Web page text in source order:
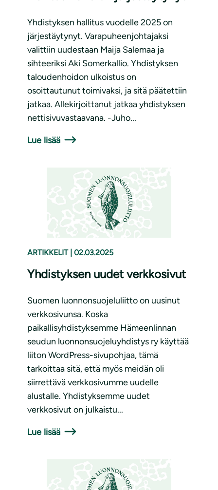
Yhdistyksen hallitus vuodelle 2025 on
järjestäytynyt. Varapuheenjohtajaksi
valittiin uudestaan Maija Salemaa ja
sihteeriksi Aki Somerkallio. Yhdistyksen
taloudenhoidon ulkoistus on
osoittautunut toimivaksi, ja sitä päätettiin
jatkaa. Allekirjoittanut jatkaa yhdistyksen
nettisivuvastaavana. -Juho...
Lue lisää
ARTIKKELIT 02.03.2025
Yhdistyksen uudet verkkosivut
Suomen luonnonsuojeluliitto on uusinut
verkkosivunsa. Koska
paikallisyhdistyksemme Hämeenlinnan
seudun luonnonsuojeluyhdistys ry käyttää
liiton WordPress-sivupohjaa, tämä
tarkoittaa sitä, että myös meidän oli
siirrettävä verkkosivumme uudelle
alustalle. Yhdistyksemme uudet
verkkosivut on julkaistu...
Lue lisää